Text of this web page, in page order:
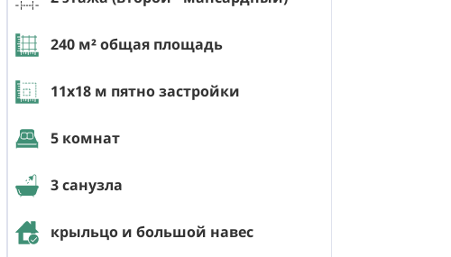
240 м² общая площадь
11х18 м пятно застройки
5 комнат
3 санузла
крыльцо и большой навес